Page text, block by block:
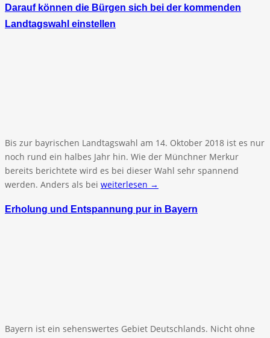
Darauf können die Bürgen sich bei der kommenden
Landtagswahl einstellen
Bis zur bayrischen Landtagswahl am 14. Oktober 2018 ist es nur
noch rund ein halbes Jahr hin. Wie der Münchner Merkur
bereits berichtete wird es bei dieser Wahl sehr spannend
werden. Anders als bei weiterlesen →
Erholung und Entspannung pur in Bayern
Bayern ist ein sehenswertes Gebiet Deutschlands. Nicht ohne